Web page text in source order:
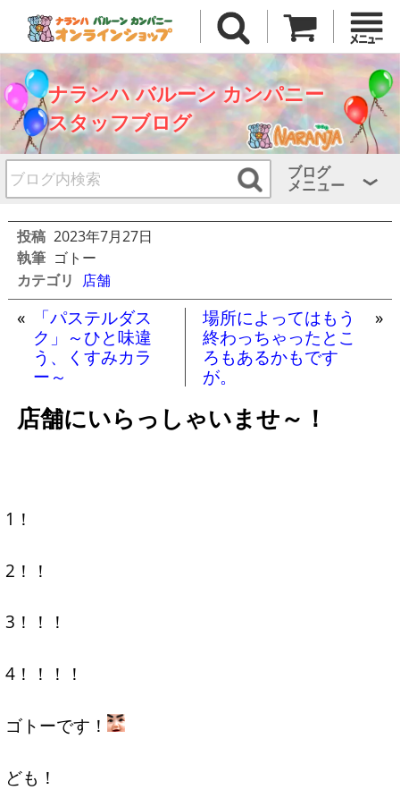
ナランハ バルーン カンパニー
スタッフブログ
ブログ
メニュー
投稿 2023年7月27日
執筆 ゴトー
カテゴリ
店舗
«
「パステルダス
ク」～ひと味違
う、くすみカラ
ー～
場所によってはもう
終わっちゃったとこ
ろもあるかもです
が。
»
店舗にいらっしゃいませ～！
1！
2！！
3！！！
4！！！！
ゴトーです！
ども！